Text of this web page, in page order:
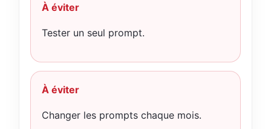
À éviter
Tester un seul prompt.
À éviter
Changer les prompts chaque mois.